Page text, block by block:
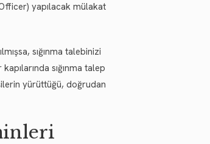
yapılacak mülakat
sığınma talebinizi
sığınma talep
yürüttüğü, doğrudan